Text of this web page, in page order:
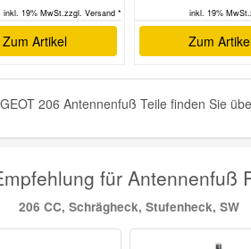
inkl. 19% MwSt.zzgl. Versand *
Zum Artikel
inkl. 19%
Zum
206 Antennenfuß Teile finden Sie
für Antennenfuß
206 CC, Schrägheck, Stufenheck, SW